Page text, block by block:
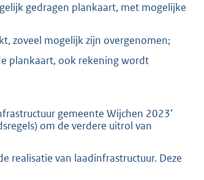
gedragen plankaart, met mogelijke
zoveel mogelijk zijn overgenomen;
plankaart, ook rekening wordt
gemeente Wijchen 2023’
om de verdere uitrol van
realisatie van laadinfrastructuur. Deze